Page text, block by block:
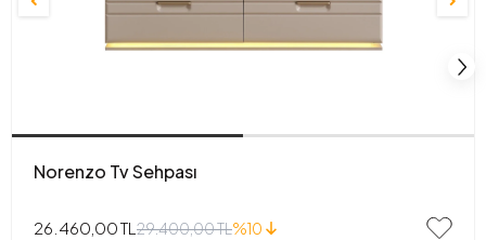
Norenzo Tv Sehpası
26.460,00 TL 29.400,00 TL%10